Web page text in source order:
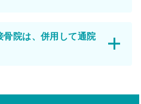
院は、併用して通院